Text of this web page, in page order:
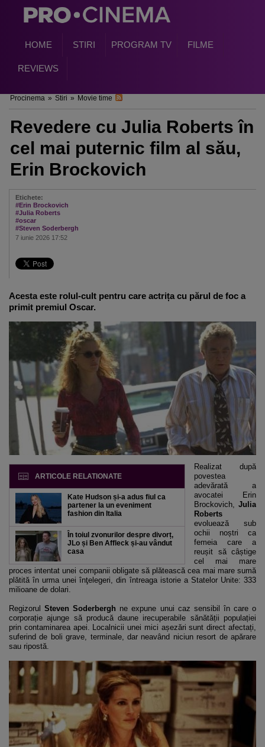
HOME STIRI PROGRAM TV FILME
REVIEWS
Procinema » Stiri » Movie time
Revedere cu Julia Roberts în
cel mai puternic film al său,
Erin Brockovich
Etichete:
#Erin Brockovich
#Julia Roberts
#oscar
#Steven Soderbergh
7 iunie 2026 17:52
Acesta este rolul-cult pentru care actrița cu părul de foc a
primit premiul Oscar.
ARTICOLE RELATIONATE
Kate Hudson și-a adus fiul ca
partener la un eveniment
fashion din Italia
În toiul zvonurilor despre divorț,
JLo și Ben Affleck și-au vândut
casa
Realizat după
povestea
adevărată a
avocatei Erin
Brockovich, Julia
Roberts
evoluează sub
ochii noștri ca
femeia care a
reușit să câștige
cel mai mare
proces intentat unei companii obligate să plătească cea mai mare sumă
plătită în urma unei înţelegeri, din întreaga istorie a Statelor Unite: 333
milioane de dolari.
RegizorulSteven Soderbergh ne expune unui caz sensibil în care o
corporație ajunge să producă daune irecuperabile sănătății populației
prin contaminarea apei. Localnicii unei mici așezări sunt direct afectați,
suferind de boli grave, terminale, dar neavând niciun resort de apărare
sau ripostă.